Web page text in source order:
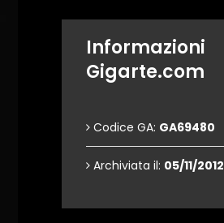
Informazioni
Gigarte.com
Codice GA: GA69480
Archiviata il: 05/11/2012